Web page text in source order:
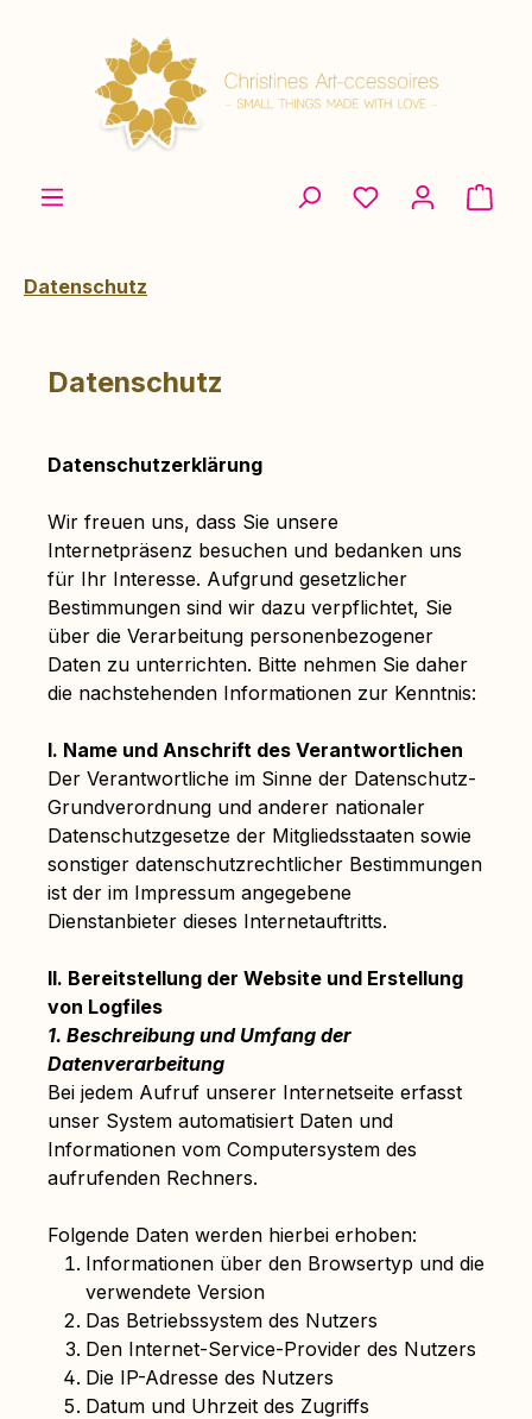
Datenschutz
Datenschutz
Datenschutzerklärung
Wir freuen uns, dass Sie unsere
Internetpräsenz besuchen und bedanken uns
für Ihr Interesse. Aufgrund gesetzlicher
Bestimmungen sind wir dazu verpflichtet, Sie
über die Verarbeitung personenbezogener
Daten zu unterrichten. Bitte nehmen Sie daher
die nachstehenden Informationen zur Kenntnis:
I. Name und Anschrift des Verantwortlichen
Der Verantwortliche im Sinne der Datenschutz-
Grundverordnung und anderer nationaler
Datenschutzgesetze der Mitgliedsstaaten sowie
sonstiger datenschutzrechtlicher Bestimmungen
ist der im Impressum angegebene
Dienstanbieter dieses Internetauftritts.
II. Bereitstellung der Website und Erstellung
von Logfiles
1. Beschreibung und Umfang der
Datenverarbeitung
Bei jedem Aufruf unserer Internetseite erfasst
unser System automatisiert Daten und
Informationen vom Computersystem des
aufrufenden Rechners.
Folgende Daten werden hierbei erhoben:
Informationen über den Browsertyp und die
verwendete Version
Das Betriebssystem des Nutzers
Den Internet-Service-Provider des Nutzers
Die IP-Adresse des Nutzers
Datum und Uhrzeit des Zugriffs